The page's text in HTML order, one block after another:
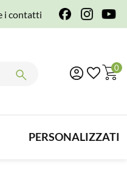
i contatti
0
PERSONALIZZATI